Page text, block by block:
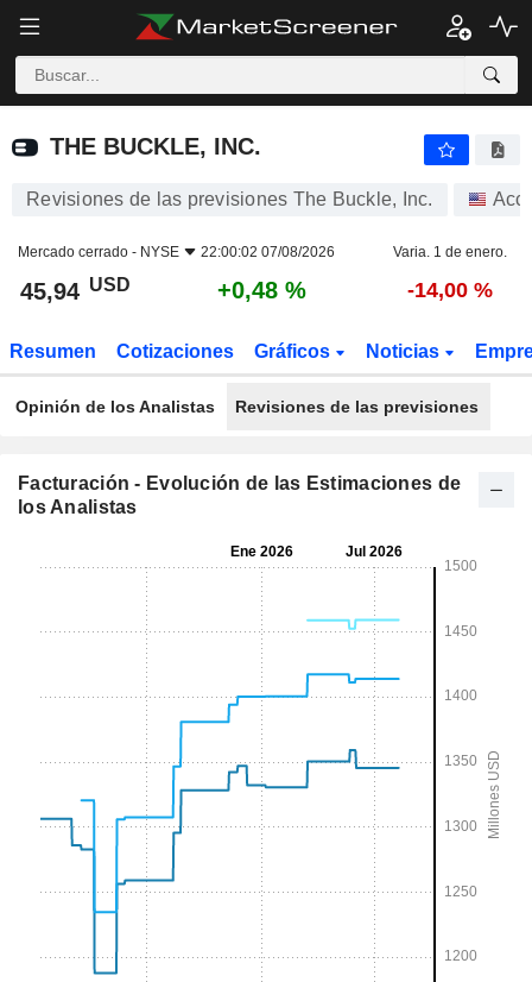
THE BUCKLE, INC.
THE BUCKLE, INC.
Revisiones de las previsiones The Buckle, Inc.
Mercado cerrado - NYSE 22:00:02 07/08/2026 Varia. 1 de enero.
45,94 USD +0,48 % -14,00 %
Resumen Cotizaciones Gráficos Noticias
Opinión de los Analistas Revisiones de las previsiones
Facturación - Evolución de las Estimaciones de
los Analistas